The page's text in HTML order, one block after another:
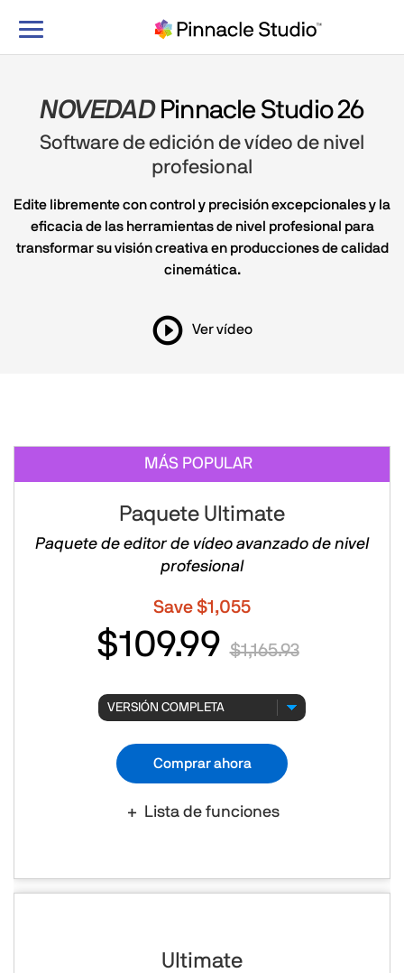
Alternar
NOVEDADPinnacle Studio 26
Software de edición de vídeo de nivel
profesional
Edite libremente con control y precisión excepcionales y la
eficacia de las herramientas de nivel profesional para
transformar su visión creativa en producciones de calidad
cinemática.
Ver vídeo
Ultimate
MÁS POPULAR
Paquete Ultimate
Paquete de editor de vídeo avanzado de nivel
profesional
Save $1,055
$109.99 $1,165.93
Comprar ahora
Lista de funciones